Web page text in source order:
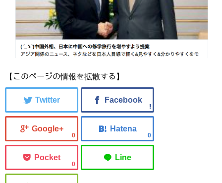
【このページの情報を拡散する】
0 0
0